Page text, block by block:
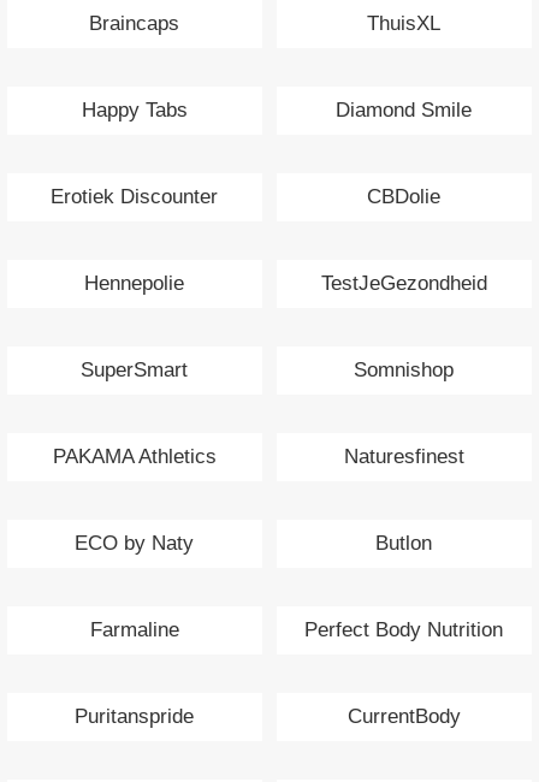
Braincaps ThuisXL
Happy Tabs Diamond Smile
Erotiek Discounter CBDolie
Hennepolie TestJeGezondheid
SuperSmart Somnishop
PAKAMA Athletics Naturesfinest
ECO by Naty Butlon
Farmaline Perfect Body Nutrition
Puritanspride CurrentBody